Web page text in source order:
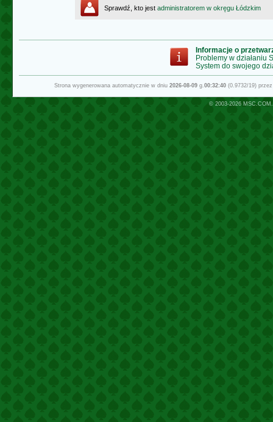
Sprawdź, kto jest administratorem w okręgu Łódzkim
Informacje o
Problemy w działaniu
System do swojego
Strona wygenerowana automatycznie w dniu 2026-08-09g.00:32:40(0.9732/19)
© 2003-2026